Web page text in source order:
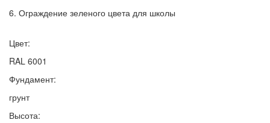
6. Ограждение зеленого цвета для школы
Цвет:
RAL 6001
Фундамент:
грунт
Высота: